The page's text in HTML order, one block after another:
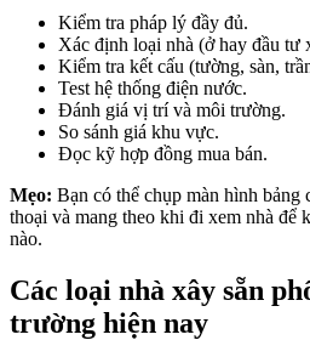
Kiểm tra pháp lý đầy đủ.
Xác định loại nhà (ở hay đầu tư
Kiểm tra kết cấu (tường, sàn,
Test hệ thống điện nước.
Đánh giá vị trí và môi trường.
So sánh giá khu vực.
Đọc kỹ hợp đồng mua bán.
Mẹo: Bạn có thể chụp màn hình bảng
thoại và mang theo khi đi xem nhà để
nào.
Các loại nhà xây sẵn
trường hiện nay